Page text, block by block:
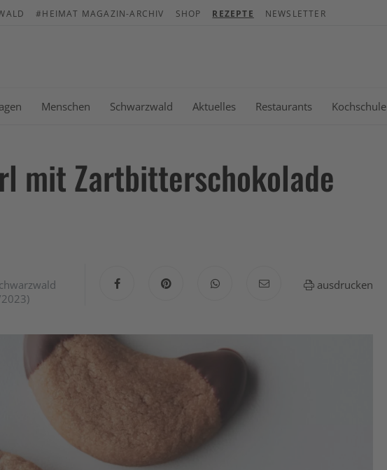
#HEIMAT MAGAZIN-ARCHIV SHOP REZEPTE NEWSLETTER
Menschen Schwarzwald Aktuelles Restaurants Kochschule
mit Zartbitterschokolade
ausdrucken